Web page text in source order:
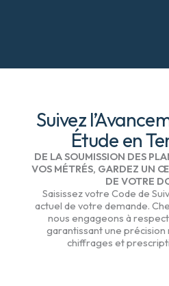
Saisissez votre Code de
actuel de votre demande.
nous engageons à
garantissant une
chiffrages et
DE LA SOUMISSION DES
VOS MÉTRÉS, GARDEZ UN
DE VOTRE
Suivez
Étude en